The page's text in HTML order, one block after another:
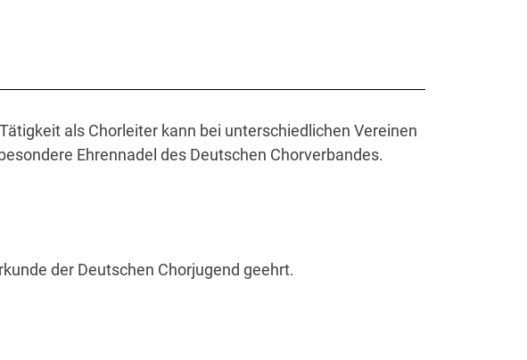
als Chorleiter kann bei unterschiedlichen Vereinen
Ehrennadel des Deutschen Chorverbandes.
der Deutschen Chorjugend geehrt.